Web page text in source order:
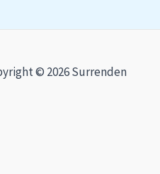
© 2026 Surrenden